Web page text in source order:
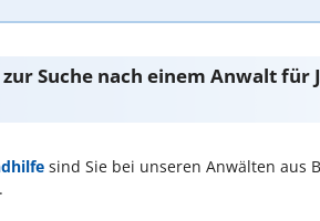
Suche nach einem Anwalt für
sind Sie bei unseren Anwälten aus